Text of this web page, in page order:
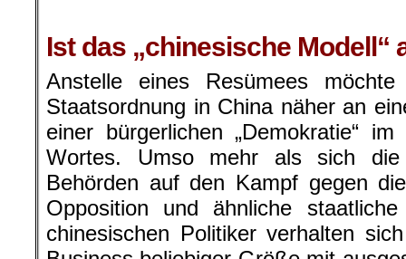
Ist das „chinesische Modell“
Anstelle eines Resümees
Staatsordnung in China näher an
einer bürgerlichen „Demokratie“
Wortes. Umso mehr als sich die
Behörden auf den Kampf gegen
Opposition und ähnliche
chinesischen Politiker verhalten